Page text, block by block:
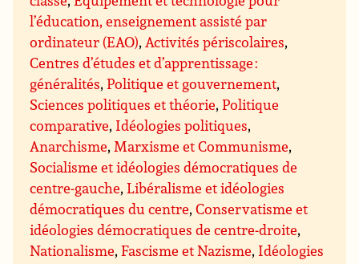
l’éducation, enseignement assisté par
ordinateur (EAO),Activités périscolaires,
Centres d’études et d’apprentissage :
généralités,Politique et gouvernement,
Sciences politiques et théorie,Politique
comparative, Idéologies politiques,
Anarchisme,Marxisme et Communisme,
Socialisme et idéologies démocratiques de
centre-gauche,Libéralisme et idéologies
démocratiques du centre,Conservatisme et
idéologies démocratiques de centre-droite,
Nationalisme,Fascisme et Nazisme, Idéologies